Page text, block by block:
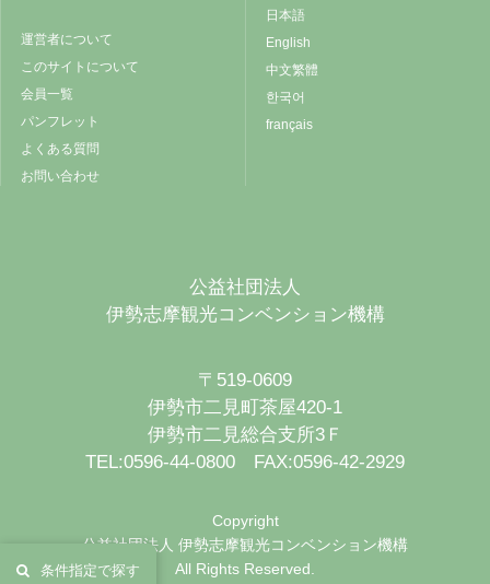
条件指定で探す
運営者について
このサイトについて
会員一覧
パンフレット
よくある質問
お問い合わせ
日本語
English
中文繁體
한국어
français
公益社団法人
伊勢志摩観光コンベンション機構
〒519-0609
伊勢市二見町茶屋420-1
伊勢市二見総合支所3Ｆ
TEL:0596-44-0800 FAX:0596-42-2929
Copyright
公益社団法人 伊勢志摩観光コンベンション機構
All Rights Reserved.